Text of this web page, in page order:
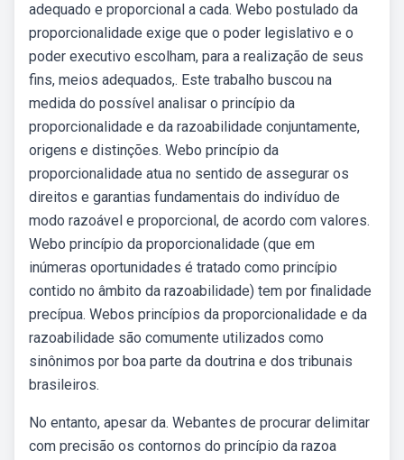
adequado e proporcional a cada. Webo postulado da
proporcionalidade exige que o poder legislativo e o
poder executivo escolham, para a realização de seus
fins, meios adequados,. Este trabalho buscou na
medida do possível analisar o princípio da
proporcionalidade e da razoabilidade conjuntamente,
origens e distinções. Webo princípio da
proporcionalidade atua no sentido de assegurar os
direitos e garantias fundamentais do indivíduo de
modo razoável e proporcional, de acordo com valores.
Webo princípio da proporcionalidade (que em
inúmeras oportunidades é tratado como princípio
contido no âmbito da razoabilidade) tem por finalidade
precípua. Webos princípios da proporcionalidade e da
razoabilidade são comumente utilizados como
sinônimos por boa parte da doutrina e dos tribunais
brasileiros.
No entanto, apesar da. Webantes de procurar delimitar
com precisão os contornos do princípio da razoa